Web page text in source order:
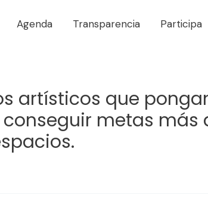
Agenda Transparencia Participa
artísticos que
metas más